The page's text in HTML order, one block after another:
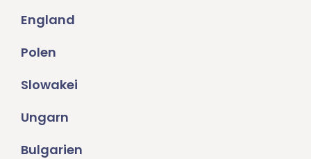
England
Polen
Slowakei
Ungarn
Bulgarien